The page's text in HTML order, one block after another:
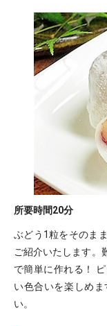
所要時間20分
ぶどう1粒をそのま
ご紹介いたします。
で簡単に作れる！
い色合いを楽しめ
い。